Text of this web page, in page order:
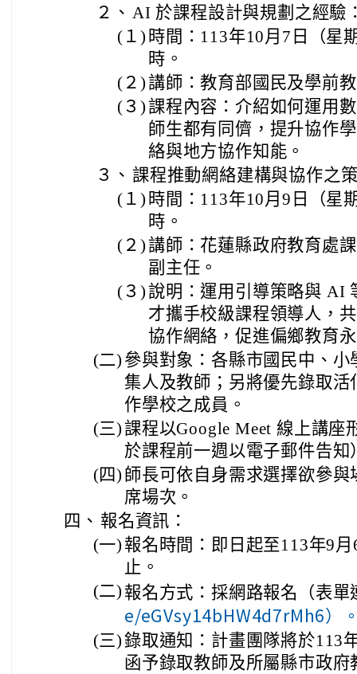
２、 AI 於課程設計與規劃之經驗
(１) 時間：113年10月7日（星
時。
(２)講師：教育部國民及學前
(３)課程內容：介紹如何運用
師生都有同儕，提升協作
絡與地方協作知能。
３、 課程推動網絡建構與協作之
(１) 時間：113年10月9日（星
時。
(２)講師：花蓮縣政府教育處
副主任。
(３)說明：運用引導策略與 AI
才攜手校級課程領導人，
協作網絡，促進偏鄉教育
(二) 參與對象：各縣市國民中、
集人及教師；另將優先錄取
作學校之成員。
(三)課程以Google Meet 線上講座
於課程前一週以電子郵件告知
(四) 師長可依自身需求選擇欲參
席場次。
四、 報名資訊：
(一) 報名時間：即日起至113年9
止。
(二) 報名方式：採網路報名（表單
e/eGVsy14bHW4d7rMh6）
(三)錄取通知：計畫團隊將於113
函予錄取教師及所屬縣市政